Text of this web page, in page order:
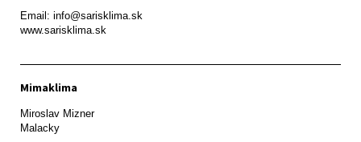
Email: info@sarisklima.sk
www.sarisklima.sk
Mimaklima
Miroslav Mizner
Malacky